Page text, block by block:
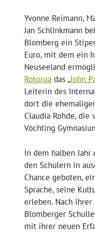
Yvonne Reimann,
Jan Schlinkmann
Blomberg ein
Euro, mit dem ein
Neuseeland
Rotorua das „John
Leiterin des
dort die
Claudia Rohde, die
Vöchting
In dem halben
den Schülern in
Chance geboten,
Sprache, seine
erleben. Nach ihrer
Blomberger
mit ihrer neuen